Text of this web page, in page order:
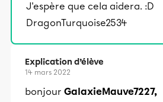
J'espère que cela aidera. :D
DragonTurquoise2534
Explication d’élève
14 mars 2022
bonjour GalaxieMauve7227,